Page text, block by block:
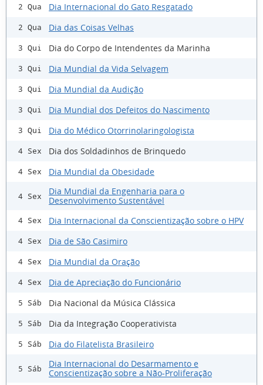
2 Qua Dia Internacional do Gato Resgatado
2 Qua Dia das Coisas Velhas
3 Qui Dia do Corpo de Intendentes da Marinha
3 Qui Dia Mundial da Vida Selvagem
3 Qui Dia Mundial da Audição
3 Qui Dia Mundial dos Defeitos do Nascimento
3 Qui Dia do Médico Otorrinolaringologista
4 Sex Dia dos Soldadinhos de Brinquedo
4 Sex Dia Mundial da Obesidade
4 Sex
Dia Mundial da Engenharia para o
Desenvolvimento Sustentável
4 Sex Dia Internacional da Conscientização sobre o HPV
4 Sex Dia de São Casimiro
4 Sex Dia Mundial da Oração
4 Sex Dia de Apreciação do Funcionário
5 Sáb Dia Nacional da Música Clássica
5 Sáb Dia da Integração Cooperativista
5 Sáb Dia do Filatelista Brasileiro
5 Sáb
Dia Internacional do Desarmamento e
Conscientização sobre a Não-Proliferação